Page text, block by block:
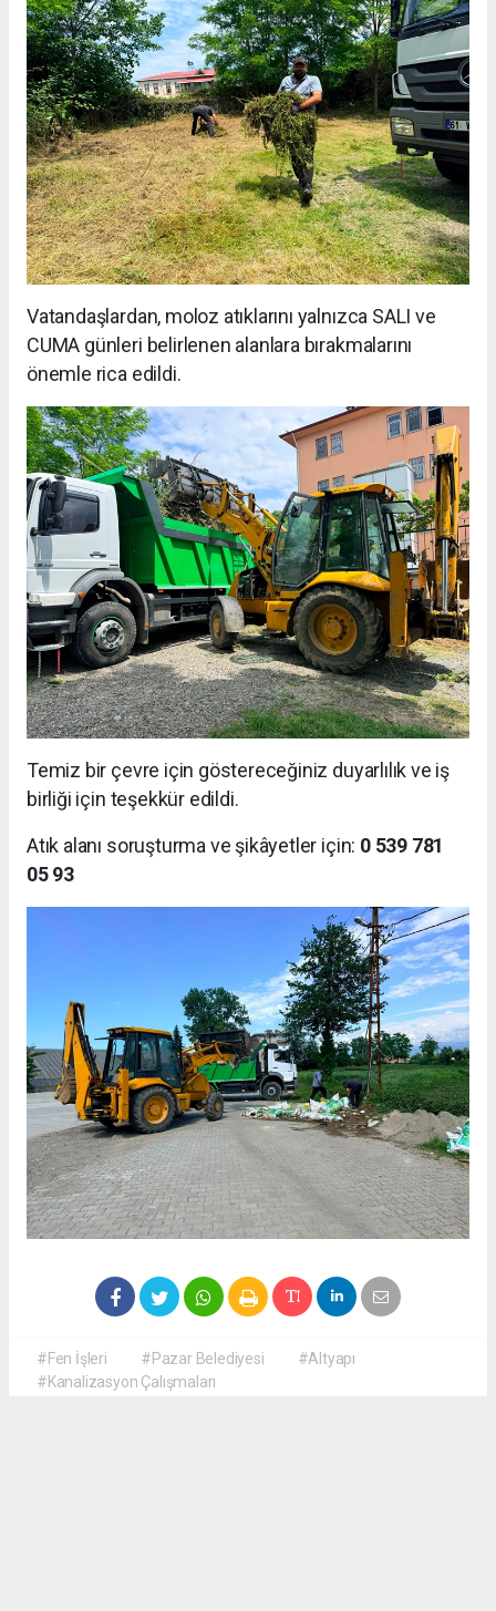
Vatandaşlardan, moloz atıklarını yalnızca SALI ve
CUMA günleri belirlenen alanlara bırakmalarını
önemle rica edildi.
Temiz bir çevre için göstereceğiniz duyarlılık ve iş
birliği için teşekkür edildi.
Atık alanı soruşturma ve şikâyetler için: 0 539 781
05 93
#Fen İşleri #Pazar Belediyesi
#Altyapı
#Kanalizasyon Çalışmaları